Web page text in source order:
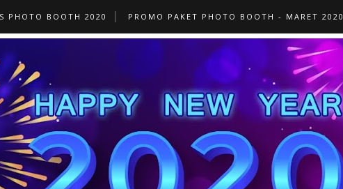
PHOTO BOOTH 2020 PROMO PAKET PHOTO BOOTH - MARET 2020